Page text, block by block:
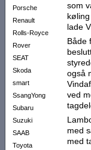
Porsche
Renault
Rolls-Royce
Rover
SEAT
Skoda
smart
SsangYong
Subaru
Suzuki
SAAB
Toyota
som
lade
Både
også
ved
med
med